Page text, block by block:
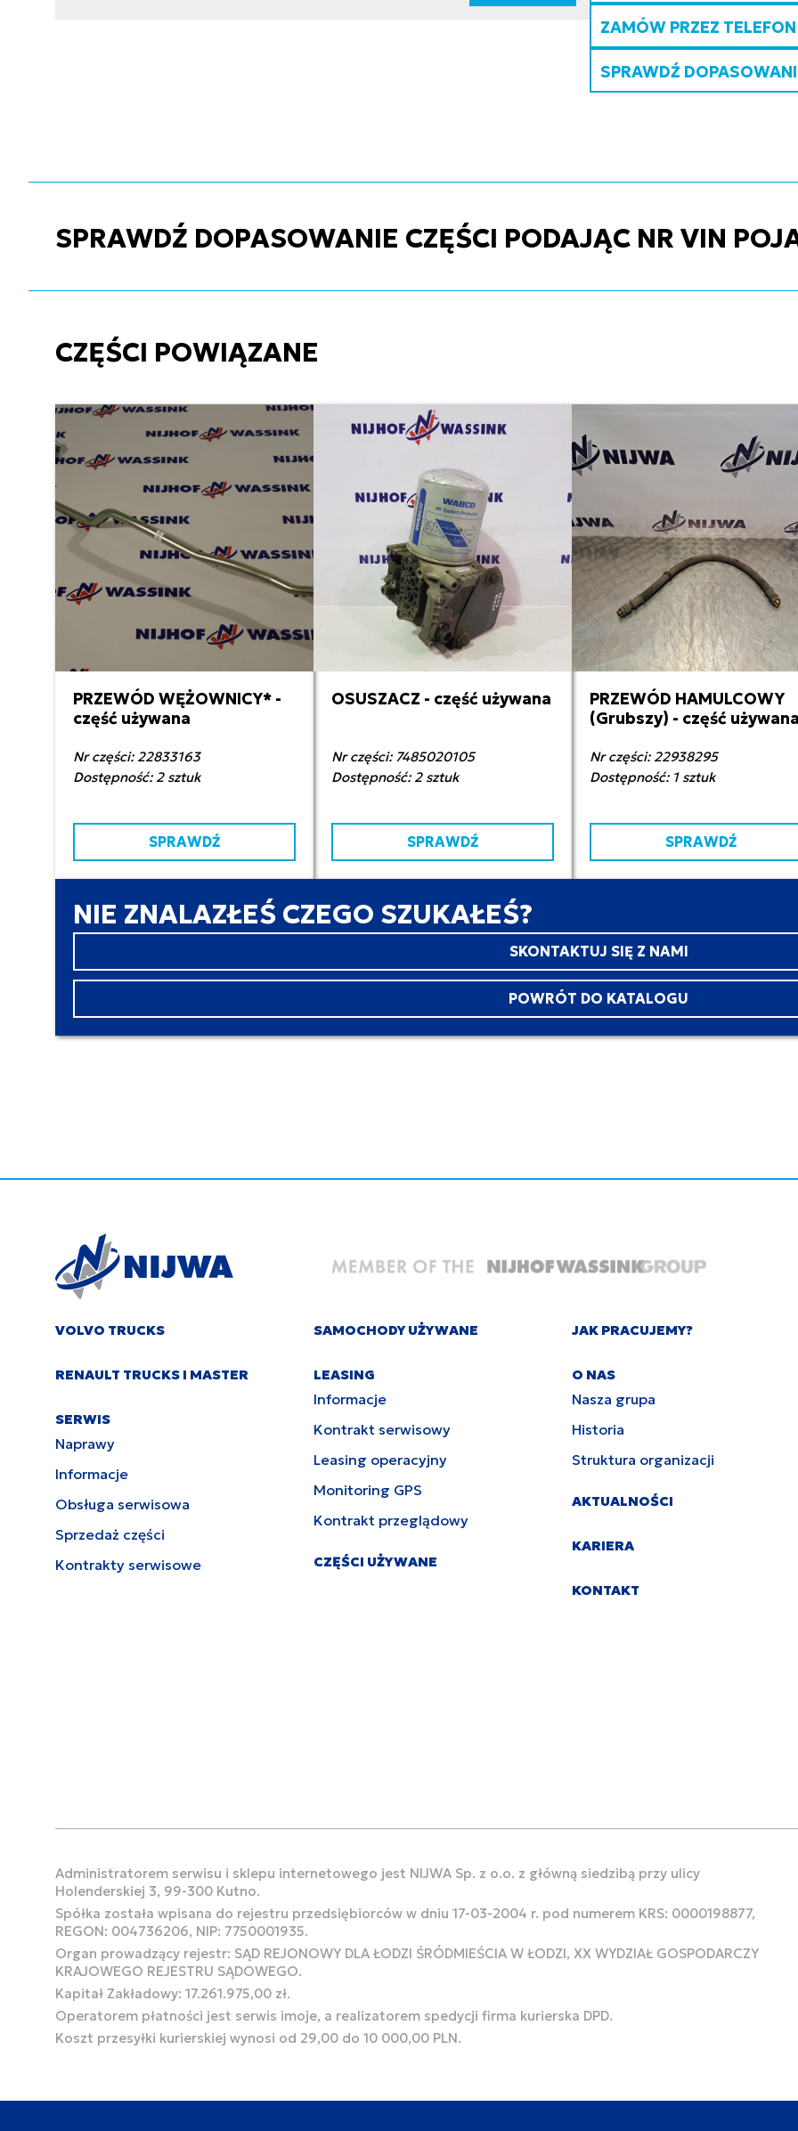
ZAMÓW PRZEZ TELEFON
SPRAWDŹ
SPRAWDŹ DOPASOWANIE CZĘŚCI PODAJĄC NR VIN
CZĘŚCI POWIĄZANE
190,00 zł netto
PRZEWÓD WĘŻOWNICY* -
część używana
Nr części: 22833163
Dostępność: 2 sztuk
SPRAWDŹ
1 500,00 zł netto
OSUSZACZ - część używana
Nr części: 7485020105
Dostępność: 2 sztuk
SPRAWDŹ
100,00 zł netto
PRZEWÓD HAMULCOWY
(Grubszy) - część
Nr części: 22938295
Dostępność: 1 sztuk
SPRAWDŹ
NIE ZNALAZŁEŚ CZEGO SZUKAŁEŚ?
SKONTAKTUJ SIĘ Z NAMI
POWRÓT DO KATALOGU
VOLVO TRUCKS
RENAULT TRUCKS I MASTER
SERWIS
Naprawy
Informacje
Obsługa serwisowa
Sprzedaż części
Kontrakty serwisowe
SAMOCHODY UŻYWANE
LEASING
Informacje
Kontrakt serwisowy
Leasing operacyjny
Monitoring GPS
Kontrakt przeglądowy
CZĘŚCI UŻYWANE
JAK PRACUJEMY?
O NAS
Nasza grupa
Historia
Struktura organizacji
AKTUALNOŚCI
KARIERA
KONTAKT
Administratorem serwisu i sklepu internetowego jest NIJWA Sp. z o.o. z główną siedzibą przy ulicy
Holenderskiej 3, 99-300 Kutno.
Spółka została wpisana do rejestru przedsiębiorców w dniu 17-03-2004 r. pod numerem KRS: 0000198877,
REGON: 004736206, NIP: 7750001935.
Organ prowadzący rejestr: SĄD REJONOWY DLA ŁODZI ŚRÓDMIEŚCIA W ŁODZI, XX WYDZIAŁ GOSPODARCZY
KRAJOWEGO REJESTRU SĄDOWEGO.
Kapitał Zakładowy: 17.261.975,00 zł.
Operatorem płatności jest serwis imoje, a realizatorem spedycji firma kurierska DPD.
Koszt przesyłki kurierskiej wynosi od 29,00 do 10 000,00 PLN.